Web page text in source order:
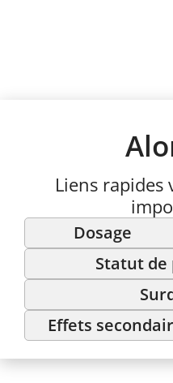
Liens rapides
Dosage
Statut
Effets